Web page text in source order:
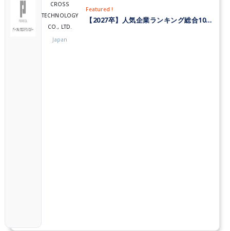
CROSS
TECHNOLOGY
CO., LTD.
Japan
Featured !
【2027卒】人気企業ランキング総合10位！パーソルクロステクノロジーで技術職を大募集！